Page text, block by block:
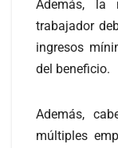
Además, la
trabajador
ingresos
del beneficio.
Además,
múltiples